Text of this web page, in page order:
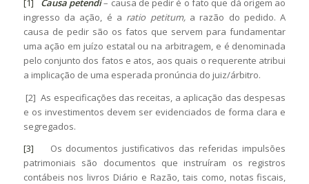
[1]
Causa petendi– causa de pedir é o fato que dá origem ao
ingresso da ação, é a ratio petitum,a razão do pedido. A
causa de pedir são os fatos que servem para fundamentar
uma ação em juízo estatal ou na arbitragem, e é denominada
pelo conjunto dos fatos e atos, aos quais o requerente atribui
a implicação de uma esperada pronúncia do juiz/árbitro.
[2] As especificações das receitas, a aplicação das despesas
e os investimentos devem ser evidenciados de forma clara e
segregados.
[3] Os documentos justificativos das referidas impulsões
patrimoniais são documentos que instruíram os registros
contábeis nos livros Diário e Razão, tais como, notas fiscais,